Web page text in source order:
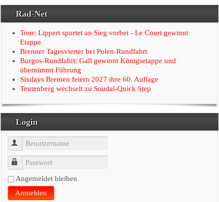
Der Verein
Radtouristik
Rennsport
Linkseite
Rad-Net
Tour: Lippert spurtet an Sieg vorbei - Le Court gewinnt
Etappe
Brenner Tagesvierter bei Polen-Rundfahrt
Burgos-Rundfahrt: Gall gewinnt Königsetappe und
übernimmt Führung
Sixdays Bremen feiern 2027 ihre 60. Auflage
Teutenberg wechselt zu Soudal-Quick Step
Login
Benutzername
Passwort
Angemeldet bleiben
Anmelden